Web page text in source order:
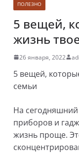
ПОЛЕЗНО
5 вещей,
жизнь
26 января, 2022
5 вещей,
семьи
На
приборов и
жизнь проще.